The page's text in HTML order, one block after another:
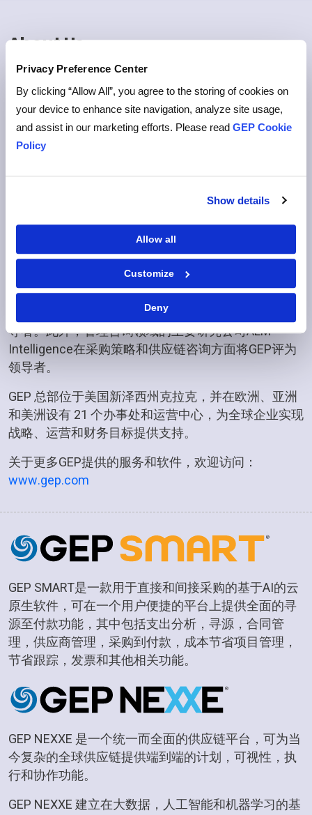
Privacy Preference Center
By clicking “Allow All”, you agree to the storing of cookies on
your device to enhance site navigation, analyze site usage,
and assist in our marketing efforts. Please read GEP Cookie
Policy
Show details
Allow all
Customize
Deny
About Us
GEP 帮助全球企业更高效地运作，赢取竞争优势，提
高盈利能力，同时还将最大程度地提升企业和股东价
值。
不同的视角，创新的产品，无与伦比的专业性，以及
值，为客户交付具有空前规模、力量和效率的采购及
GEP被Gartner 提名，世界采购奖的最佳软件和最佳
P2P提供商，CIPS供应管理奖的最佳顾问。GEP经常
被 Gartner, Forrester,IDC,Procurement Leaders, Spend
Matters和CPO Rising 评为基于云的数字业务平台的创
新者和领导者， GEP还被Everest Group，
NelsonHall，IDC，ISG，HfS 和IAOP评为外包服务领
导者。此外，管理咨询领域的主要研究公司ALM
Intelligence在采购策略和供应链咨询方面将GEP评为
领导者。
GEP 总部位于美国新泽西州克拉克，并在欧洲、亚洲
和美洲设有 21 个办事处和运营中心，为全球企业实现
战略、运营和财务目标提供支持。
关于更多GEP提供的服务和软件，欢迎访问：
www.gep.com
GEP SMART是一款用于直接和间接采购的基于AI的云
原生软件，可在一个用户便捷的平台上提供全面的寻
源至付款功能，其中包括支出分析，寻源，合同管
理，供应商管理，采购到付款，成本节省项目管理，
节省跟踪，发票和其他相关功能。
GEP NEXXE 是一个统一而全面的供应链平台，可为当
今复杂的全球供应链提供端到端的计划，可视性，执
行和协作功能。
GEP NEXXE 建立在大数据，人工智能和机器学习的基